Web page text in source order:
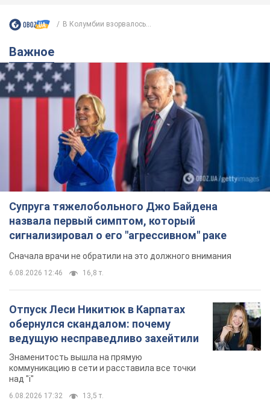
В Колумбии взорвалось...
Важное
Супруга тяжелобольного Джо Байдена
назвала первый симптом, который
сигнализировал о его "агрессивном" раке
Сначала врачи не обратили на это должного внимания
6.08.2026 12:46 16,8 т.
Отпуск Леси Никитюк в Карпатах
обернулся скандалом: почему
ведущую несправедливо захейтили
Знаменитость вышла на прямую
коммуникацию в сети и расставила все точки
над "i"
6.08.2026 17:32 13,5 т.